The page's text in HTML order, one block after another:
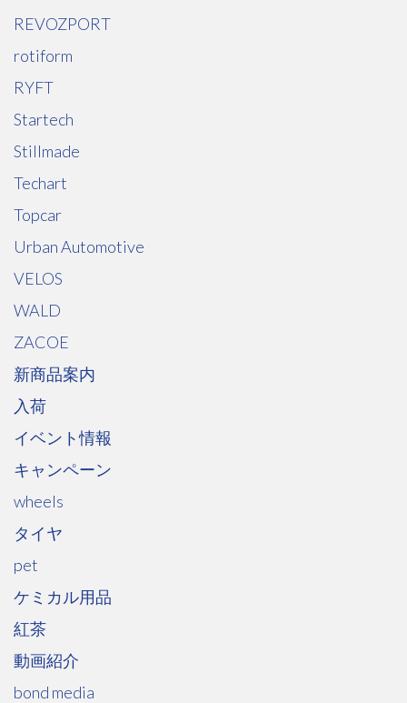
REVOZPORT
rotiform
RYFT
Startech
Stillmade
Techart
Topcar
Urban Automotive
VELOS
WALD
ZACOE
新商品案内
入荷
イベント情報
キャンペーン
wheels
タイヤ
pet
ケミカル用品
紅茶
動画紹介
bond media